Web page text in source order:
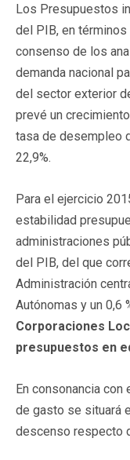
Los Presupuestos
del PIB, en
consenso de los
demanda nacional
del sector exterior
prevé un
tasa de desempleo
22,9%.
Para el ejercicio
estabilidad
administraciones
del PIB, del que
Administración
Autónomas y un 0,6
Corporaciones
presupuestos en
En consonancia
de gasto se situará
descenso respecto